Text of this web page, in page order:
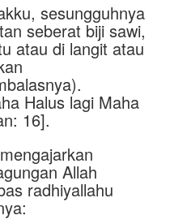
sesungguhnya
seberat biji sawi,
atau di langit atau
Halus lagi Maha
16].
Allah
radhiyallahu